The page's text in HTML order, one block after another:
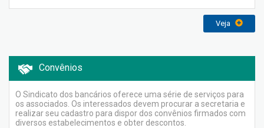
Veja
Convênios
O Sindicato dos bancários oferece uma série de serviços para
os associados. Os interessados devem procurar a secretaria e
realizar seu cadastro para dispor dos convênios firmados com
diversos estabelecimentos e obter descontos.